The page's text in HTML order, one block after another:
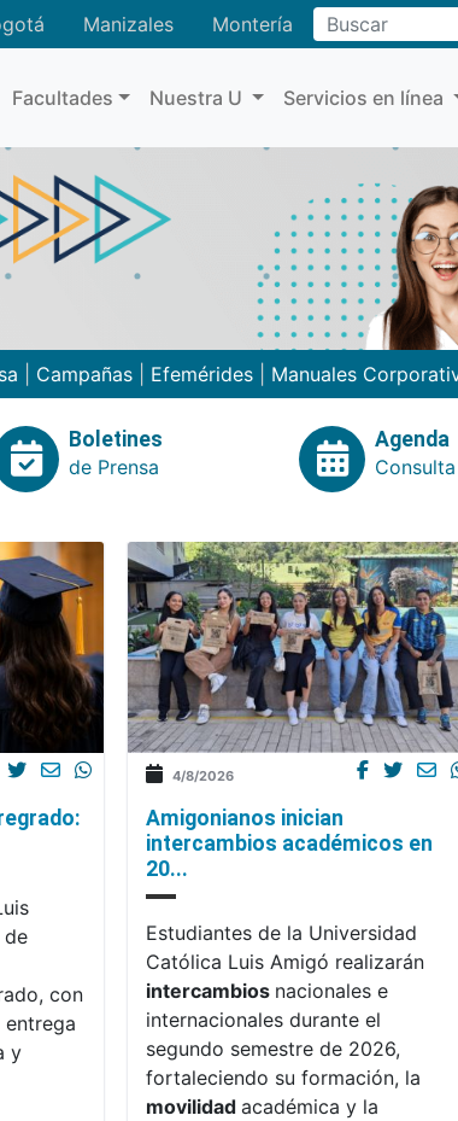
Manizales MonteríaBuscar
Facultades Nuestra U Servicios en línea
Campañas Efemérides Manuales
Boletines
de Prensa
Agenda
de
con
y
4/8/2026
Amigonianos inician
intercambios académicos en
20...
Estudiantes de la Universidad
Católica Luis Amigó realizarán
intercambios nacionales e
internacionales durante el
segundo semestre de 2026,
fortaleciendo su formación, la
movilidad académica y la